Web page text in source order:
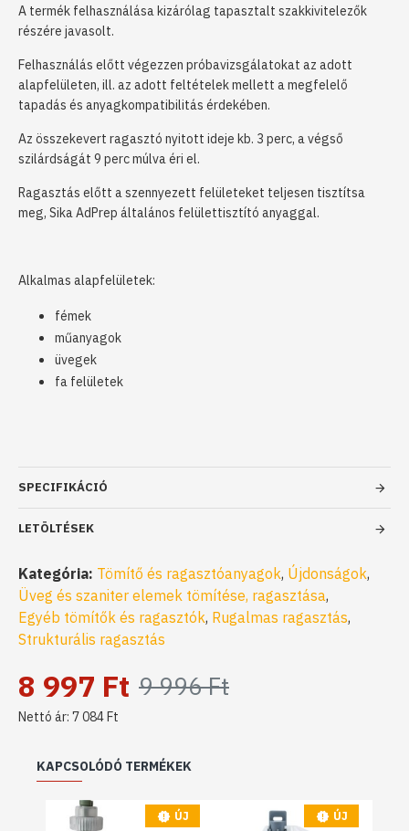
A termék felhasználása kizárólag tapasztalt szakkivitelezők
részére javasolt.
Felhasználás előtt végezzen próbavizsgálatokat az adott
alapfelületen, ill. az adott feltételek mellett a megfelelő
tapadás és anyagkompatibilitás érdekében.
Az összekevert ragasztó nyitott ideje kb. 3 perc, a végső
szilárdságát 9 perc múlva éri el.
Ragasztás előtt a szennyezett felületeket teljesen tisztítsa
meg, Sika AdPrep általános felülettisztító anyaggal.
Alkalmas alapfelületek:
fémek
műanyagok
üvegek
fa felületek
SPECIFIKÁCIÓ
LETÖLTÉSEK
Kategória: Tömítő és ragasztóanyagok, Újdonságok,
Üveg és szaniter elemek tömítése, ragasztása,
Egyéb tömítők és ragasztók, Rugalmas ragasztás,
Strukturális ragasztás
8 997 Ft 9 996 Ft
Nettó ár: 7 084 Ft
KAPCSOLÓDÓ TERMÉKEK
ÚJ ÚJ